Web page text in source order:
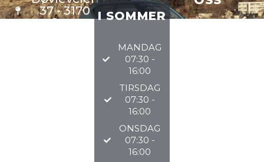
37 - 3170
Sem
I SOMMER
MANDAG
07:30 -
16:00
TIRSDAG
07:30 -
16:00
ONSDAG
07:30 -
16:00